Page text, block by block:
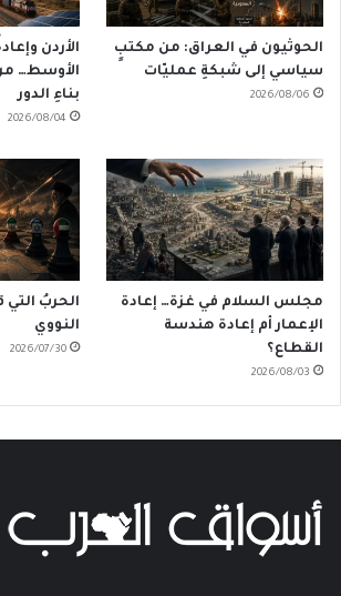
الحوثيون في العراق: من مكتبٍ
سياسي إلى شبكةِ عمليّات
2026/08/06
الأردن
الأوسط… من
بناءِ الدور
2026/08/04
مجلس السلام في غزة… إعادة
الإعمار أم إعادة هندسة
القطاع؟
2026/08/03
الحربُ التي
النووي
2026/07/30